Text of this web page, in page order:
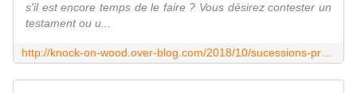
s'il est encore temps de le faire ? Vous désirez contester un
testament ou u...